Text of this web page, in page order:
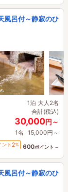
風呂付～静寂のひ
1泊 大人2名
合計(税込)
30,000円～
1名 15,000円～
ント 2% 600ポイント～
風呂付～静寂のひ